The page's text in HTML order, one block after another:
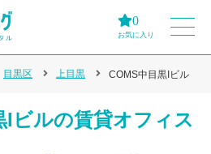
0
お気に入り
目黒区 上目黒 COMS中目黒Iビル
Iビルの賃貸オフィス